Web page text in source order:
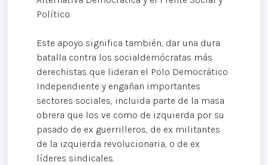
Político.
Este apoyo significa también, dar una dura
batalla contra los socialdemócratas más
derechistas que lideran el Polo Democrático
Independiente y engañan importantes
sectores sociales, incluida parte de la masa
obrera que los ve como de izquierda por su
pasado de ex guerrilleros, de ex militantes
de la izquierda revolucionaria, o de ex
líderes sindicales.